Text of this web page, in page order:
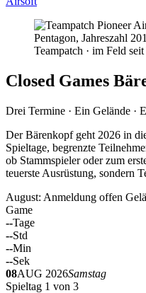
Teampatch · im Feld
Closed Games
Drei Termine · Ein Gelände ·
Der Bärenkopf geht 2026 in
Spieltage, begrenzte
ob Stammspieler oder zum
teuerste Ausrüstung, sondern
August: Anmeldung offen
Game
--Tage
--Std
--Min
--Sek
08AUG 2026Samstag
Spieltag 1 von 3